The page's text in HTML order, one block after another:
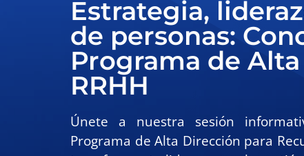
Estrategia,
de personas:
Programa de
RRHH
Únete a nuestra sesión
Programa de Alta Dirección para